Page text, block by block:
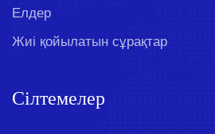
Елдер
Жиі қойылатын сұрақтар
Сілтемелер